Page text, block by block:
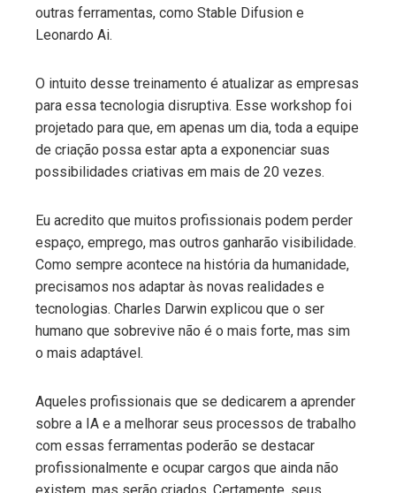
outras ferramentas, como Stable Difusion e
Leonardo Ai.
O intuito desse treinamento é atualizar as empresas
para essa tecnologia disruptiva. Esse workshop foi
projetado para que, em apenas um dia, toda a equipe
de criação possa estar apta a exponenciar suas
possibilidades criativas em mais de 20 vezes.
Eu acredito que muitos profissionais podem perder
espaço, emprego, mas outros ganharão visibilidade.
Como sempre acontece na história da humanidade,
precisamos nos adaptar às novas realidades e
tecnologias. Charles Darwin explicou que o ser
humano que sobrevive não é o mais forte, mas sim
o mais adaptável.
Aqueles profissionais que se dedicarem a aprender
sobre a IA e a melhorar seus processos de trabalho
com essas ferramentas poderão se destacar
profissionalmente e ocupar cargos que ainda não